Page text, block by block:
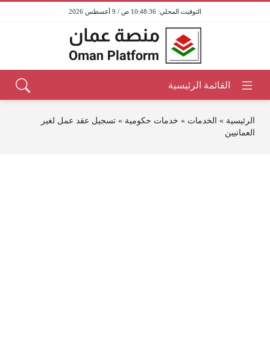
10:48:36 ص / 9 أغسطس 2026
الرئيسية » الخدمات » خدمات حكومية » تسجيل عقد عمل لغير
العمانيين